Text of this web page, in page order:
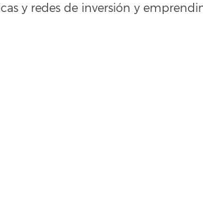
y redes de inversión y